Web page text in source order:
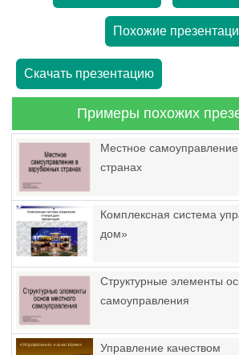
Похожие
Скачать презентацию
Примеры похожих
Местное
странах
Комплексная система
дом»
Структурные элементы
самоуправления
Управление качеством